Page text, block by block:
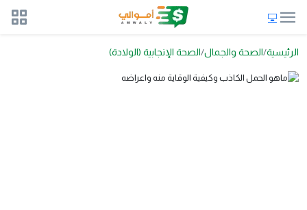
الرئيسية الصحة والجمال الصحة الإنجابية (الولادة)